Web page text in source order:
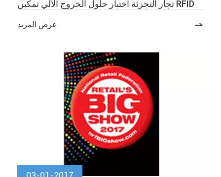
تجار التجزئة اختبار حلول الخروج الآلي تمكين RFID
عرض المزيد 